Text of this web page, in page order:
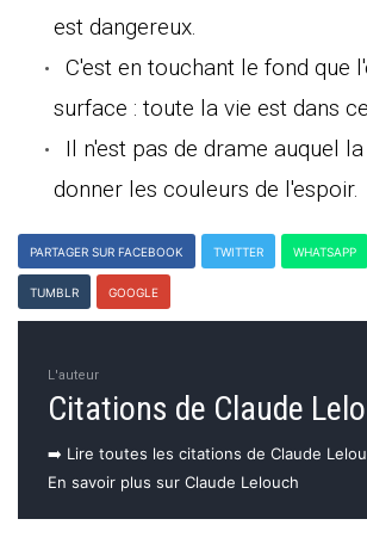
est dangereux.
C'est en touchant le fond que
surface : toute la vie est dans
Il n'est pas de drame auquel
donner les couleurs de l'espoir.
PARTAGER SUR FACEBOOK TWITTER WHATSAPP
TUMBLR GOOGLE
L'auteur
Citations de Claude
➡️ Lire toutes les citations de Claude
En savoir plus sur Claude Lelouch